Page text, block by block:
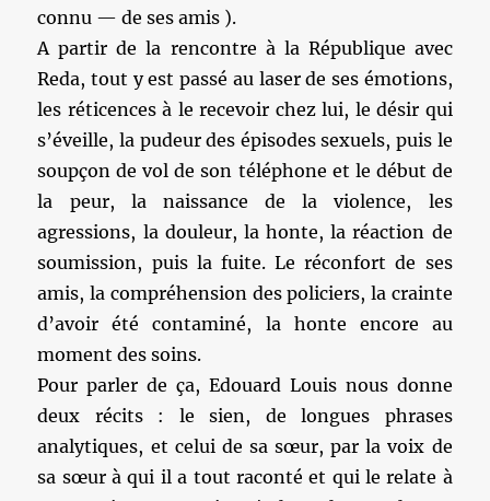
connu — de ses amis ).
A partir de la rencontre à la République avec
Reda, tout y est passé au laser de ses émotions,
les réticences à le recevoir chez lui, le désir qui
s’éveille, la pudeur des épisodes sexuels, puis le
soupçon de vol de son téléphone et le début de
la peur, la naissance de la violence, les
agressions, la douleur, la honte, la réaction de
soumission, puis la fuite. Le réconfort de ses
amis, la compréhension des policiers, la crainte
d’avoir été contaminé, la honte encore au
moment des soins.
Pour parler de ça, Edouard Louis nous donne
deux récits : le sien, de longues phrases
analytiques, et celui de sa sœur, par la voix de
sa sœur à qui il a tout raconté et qui le relate à